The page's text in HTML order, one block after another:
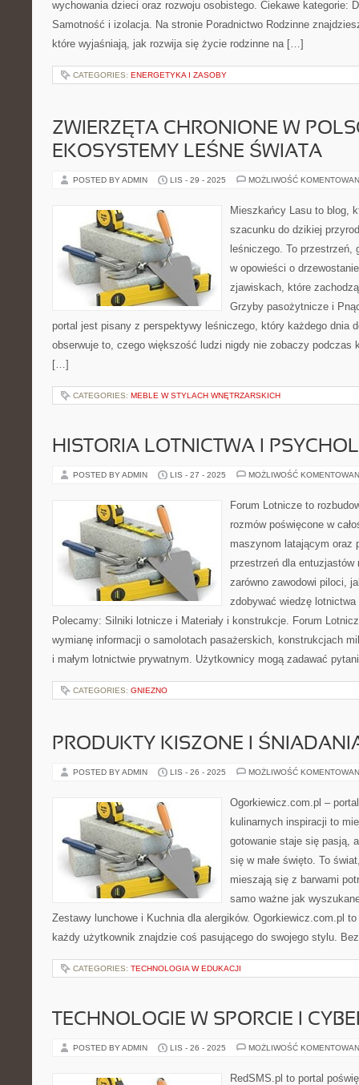
wychowania dzieci oraz rozwoju osobistego. Ciekawe kategorie:
Samotność i izolacja. Na stronie Poradnictwo Rodzinne
które wyjaśniają, jak rozwija się życie rodzinne na […]
CATEGORIES: ENERGETYKA I ZASOBY
ZWIERZĘTA CHRONIONE W
EKOSYSTEMY LEŚNE ŚWIATA
POSTED BY ADMIN LIS - 29 - 2025 MOŻLIWOŚĆ
Mieszkańcy Lasu to blog,
szacunku do dzikiej
leśniczego. To
w opowieści o
zjawiskach, które
Grzyby pasożytnicze i
portal jest pisany z perspektywy leśniczego, który każdego dnia
obserwuje to, czego większość ludzi nigdy nie zobaczy podczas
[…]
CATEGORIES: MEBLE W STYLACH WNĘTRZARSKICH
HISTORIA LOTNICTWA I
POSTED BY ADMIN LIS - 27 - 2025 MOŻLIWOŚĆ
Forum Lotnicze to
rozmów poświęcone w
maszynom latającym oraz
przestrzeń dla entuzjastów
zarówno zawodowi piloci,
zdobywać wiedzę
Polecamy: Silniki lotnicze i Materiały i konstrukcje. Forum
wymianę informacji o samolotach pasażerskich, konstrukcjach
i małym lotnictwie prywatnym. Użytkownicy mogą zadawać
CATEGORIES: GNIEZNO
PRODUKTY KISZONE I
POSTED BY ADMIN LIS - 26 - 2025 MOŻLIWOŚĆ
Ogorkiewicz.com.pl –
kulinarnych inspiracji to
gotowanie staje się pasją,
się w małe święto. To
mieszają się z barwami
samo ważne jak
Zestawy lunchowe i Kuchnia dla alergików. Ogorkiewicz.com.pl
każdy użytkownik znajdzie coś pasującego do swojego stylu.
CATEGORIES: TECHNOLOGIA W EDUKACJI
TECHNOLOGIE W SPORCIE I
POSTED BY ADMIN LIS - 26 - 2025 MOŻLIWOŚĆ
RedSMS.pl to portal